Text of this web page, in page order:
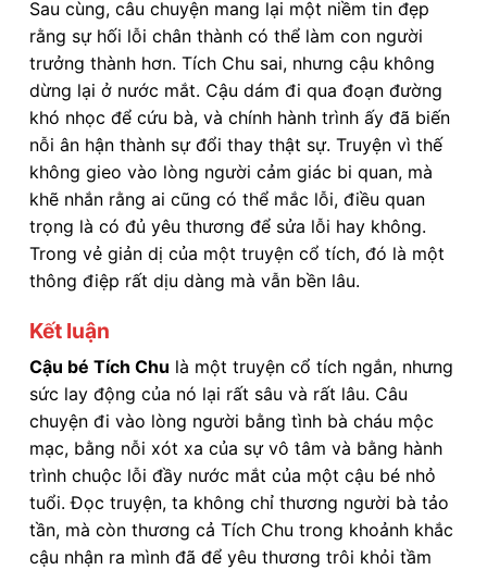
Sau cùng, câu chuyện mang lại một niềm tin đẹp
rằng sự hối lỗi chân thành có thể làm con người
trưởng thành hơn. Tích Chu sai, nhưng cậu không
dừng lại ở nước mắt. Cậu dám đi qua đoạn đường
khó nhọc để cứu bà, và chính hành trình ấy đã biến
nỗi ân hận thành sự đổi thay thật sự. Truyện vì thế
không gieo vào lòng người cảm giác bi quan, mà
khẽ nhắn rằng ai cũng có thể mắc lỗi, điều quan
trọng là có đủ yêu thương để sửa lỗi hay không.
Trong vẻ giản dị của một truyện cổ tích, đó là một
thông điệp rất dịu dàng mà vẫn bền lâu.
Kết luận
Cậu bé Tích Chu là một truyện cổ tích ngắn, nhưng
sức lay động của nó lại rất sâu và rất lâu. Câu
chuyện đi vào lòng người bằng tình bà cháu mộc
mạc, bằng nỗi xót xa của sự vô tâm và bằng hành
trình chuộc lỗi đầy nước mắt của một cậu bé nhỏ
tuổi. Đọc truyện, ta không chỉ thương người bà tảo
tần, mà còn thương cả Tích Chu trong khoảnh khắc
cậu nhận ra mình đã để yêu thương trôi khỏi tầm